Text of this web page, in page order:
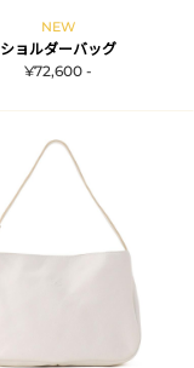
NEW
ショルダーバッグ
¥72,600 -